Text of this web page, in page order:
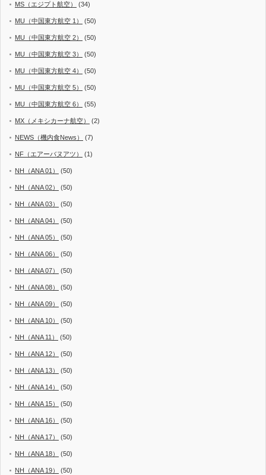
MS（エジプト航空） (34)
MU（中国東方航空 1） (50)
MU（中国東方航空 2） (50)
MU（中国東方航空 3） (50)
MU（中国東方航空 4） (50)
MU（中国東方航空 5） (50)
MU（中国東方航空 6） (55)
MX（メキシカーナ航空） (2)
NEWS（機内食News） (7)
NF（エアーバヌアツ） (1)
NH（ANA 01） (50)
NH（ANA 02） (50)
NH（ANA 03） (50)
NH（ANA 04） (50)
NH（ANA 05） (50)
NH（ANA 06） (50)
NH（ANA 07） (50)
NH（ANA 08） (50)
NH（ANA 09） (50)
NH（ANA 10） (50)
NH（ANA 11） (50)
NH（ANA 12） (50)
NH（ANA 13） (50)
NH（ANA 14） (50)
NH（ANA 15） (50)
NH（ANA 16） (50)
NH（ANA 17） (50)
NH（ANA 18） (50)
NH（ANA 19） (50)